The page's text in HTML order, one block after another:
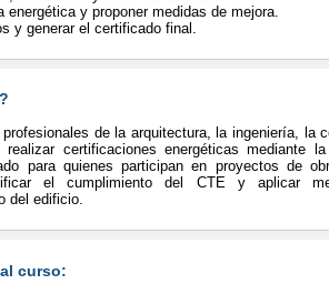
energética y proponer medidas de mejora.
y generar el certificado final.
de la arquitectura, la ingeniería, la
realizar certificaciones energéticas mediante
para quienes participan en proyectos de
el cumplimiento del CTE y aplicar
del edificio.
curso: